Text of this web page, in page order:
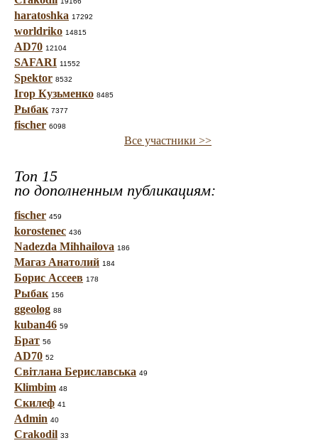
haratoshka 17292
worldriko 14815
AD70 12104
SAFARI 11552
Spektor 8532
Ігор Кузьменко 8485
Рыбак 7377
fischer 6098
Все участники >>
Топ 15
по дополненным публикациям:
fischer 459
korostenec 436
Nadezda Mihhailova 186
Магаз Анатолий 184
Борис Ассеев 178
Рыбак 156
ggeolog 88
kuban46 59
Брат 56
AD70 52
Світлана Бериславська 49
Klimbim 48
Скилеф 41
Admin 40
Crakodil 33